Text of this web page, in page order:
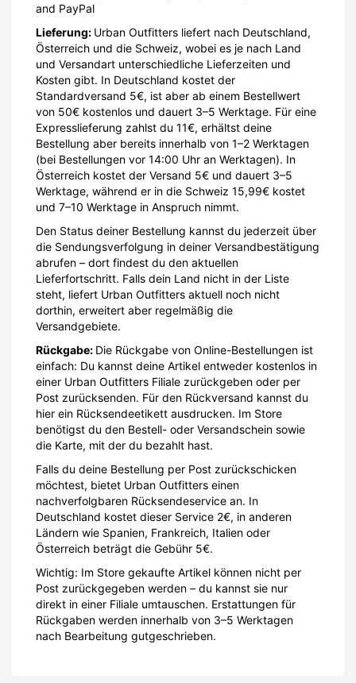
and PayPal
Lieferung: Urban Outfitters liefert nach Deutschland,
Österreich und die Schweiz, wobei es je nach Land
und Versandart unterschiedliche Lieferzeiten und
Kosten gibt. In Deutschland kostet der
Standardversand 5€, ist aber ab einem Bestellwert
von 50€ kostenlos und dauert 3–5 Werktage. Für eine
Expresslieferung zahlst du 11€, erhältst deine
Bestellung aber bereits innerhalb von 1–2 Werktagen
(bei Bestellungen vor 14:00 Uhr an Werktagen). In
Österreich kostet der Versand 5€ und dauert 3–5
Werktage, während er in die Schweiz 15,99€ kostet
und 7–10 Werktage in Anspruch nimmt.
Den Status deiner Bestellung kannst du jederzeit über
die Sendungsverfolgung in deiner Versandbestätigung
abrufen – dort findest du den aktuellen
Lieferfortschritt. Falls dein Land nicht in der Liste
steht, liefert Urban Outfitters aktuell noch nicht
dorthin, erweitert aber regelmäßig die
Versandgebiete.
Rückgabe: Die Rückgabe von Online-Bestellungen ist
einfach: Du kannst deine Artikel entweder kostenlos in
einer Urban Outfitters Filiale zurückgeben oder per
Post zurücksenden. Für den Rückversand kannst du
hier ein Rücksendeetikett ausdrucken. Im Store
benötigst du den Bestell- oder Versandschein sowie
die Karte, mit der du bezahlt hast.
Falls du deine Bestellung per Post zurückschicken
möchtest, bietet Urban Outfitters einen
nachverfolgbaren Rücksendeservice an. In
Deutschland kostet dieser Service 2€, in anderen
Ländern wie Spanien, Frankreich, Italien oder
Österreich beträgt die Gebühr 5€.
Wichtig: Im Store gekaufte Artikel können nicht per
Post zurückgegeben werden – du kannst sie nur
direkt in einer Filiale umtauschen. Erstattungen für
Rückgaben werden innerhalb von 3–5 Werktagen
nach Bearbeitung gutgeschrieben.